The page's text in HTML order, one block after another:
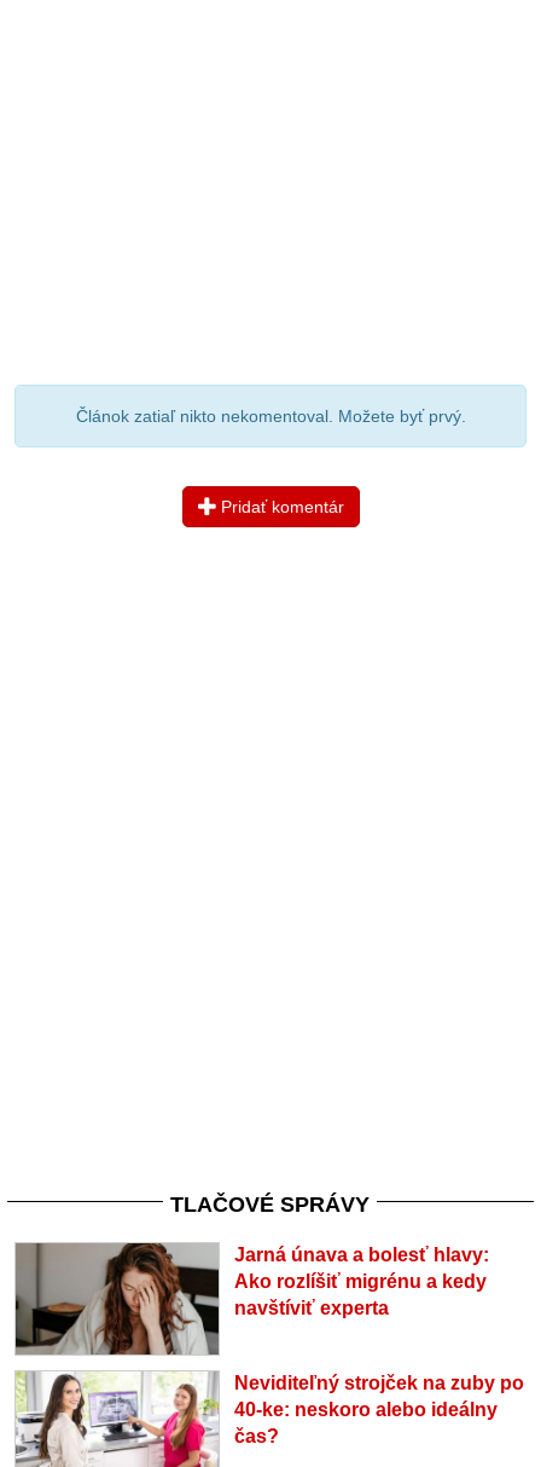
Článok zatiaľ nikto nekomentoval. Možete byť prvý.
Pridať komentár
TLAČOVÉ SPRÁVY
Jarná únava a bolesť hlavy:
Ako rozlíšiť migrénu a kedy
navštíviť experta
Neviditeľný strojček na zuby po
40-ke: neskoro alebo ideálny
čas?